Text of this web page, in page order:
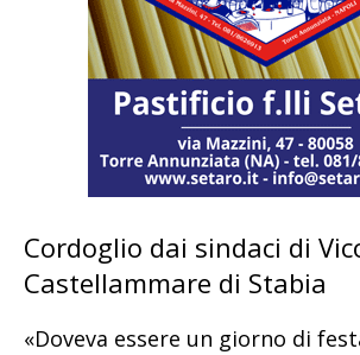
Cordoglio dai sindaci di
Castellammare di Stabia
«Doveva essere un giorno di